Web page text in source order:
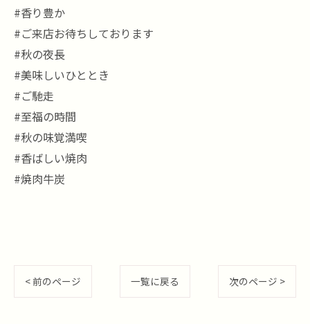
#香り豊か
#ご来店お待ちしております
#秋の夜長
#美味しいひととき
#ご馳走
#至福の時間
#秋の味覚満喫
#香ばしい焼肉
#焼肉牛炭
< 前のページ 一覧に戻る 次のページ >